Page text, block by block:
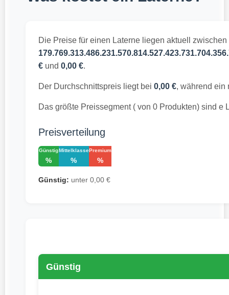
Die Preise für einen Laterne liegen aktuell zwischen
€und 0,00 €.
Der Durchschnittspreis liegt bei 0,00 €, während ein
Das größte Preissegment ( von 0 Produkten) sind e
Preisverteilung
Günstig
%
Mittelklasse
%
Premium
%
Günstig: unter 0,00 €
Günstig